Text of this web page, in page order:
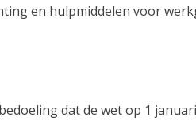
en hulpmiddelen voor
dat de wet op 1